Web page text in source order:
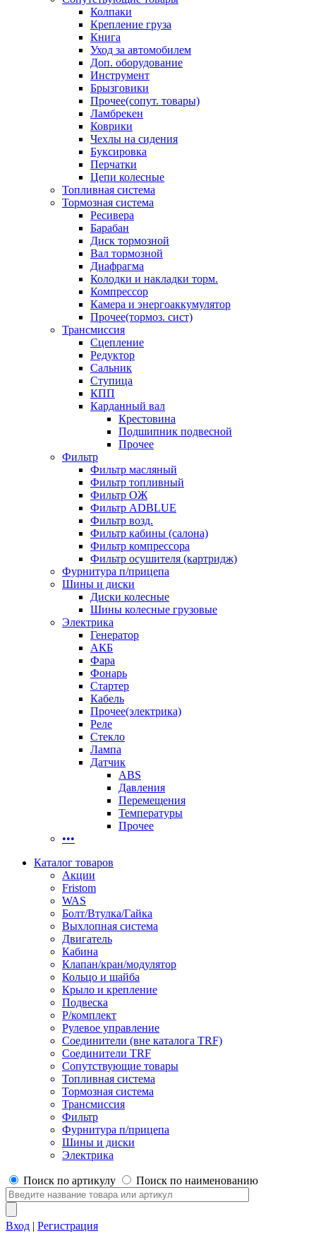
Колпаки
Крепление груза
Книга
Уход за автомобилем
Доп. оборудование
Инструмент
Брызговики
Прочее(сопут. товары)
Ламбрекен
Коврики
Чехлы на сидения
Буксировка
Перчатки
Цепи колесные
Топливная система
Тормозная система
Ресивера
Барабан
Диск тормозной
Вал тормозной
Диафрагма
Колодки и накладки торм.
Компрессор
Камера и энергоаккумулятор
Прочее(тормоз. сист)
Трансмиссия
Сцепление
Редуктор
Сальник
Ступица
КПП
Карданный вал
Крестовина
Подшипник подвесной
Прочее
Фильтр
Фильтр масляный
Фильтр топливный
Фильтр ОЖ
Фильтр ADBLUE
Фильтр возд.
Фильтр кабины (салона)
Фильтр компрессора
Фильтр осушителя (картридж)
Фурнитура п/прицепа
Шины и диски
Диски колесные
Шины колесные грузовые
Электрика
Генератор
АКБ
Фара
Фонарь
Стартер
Кабель
Прочее(электрика)
Реле
Стекло
Лампа
Датчик
ABS
Давления
Перемещения
Температуры
Прочее
•••
Каталог товаров
Акции
Fristom
WAS
Болт/Втулка/Гайка
Выхлопная система
Двигатель
Кабина
Клапан/кран/модулятор
Кольцо и шайба
Крыло и крепление
Подвеска
Р/комплект
Рулевое управление
Соединители (вне каталога TRF)
Соединители TRF
Сопутствующие товары
Топливная система
Тормозная система
Трансмиссия
Фильтр
Фурнитура п/прицепа
Шины и диски
Электрика
Поиск по артикулу Поиск по наименованию
Вход | Регистрация